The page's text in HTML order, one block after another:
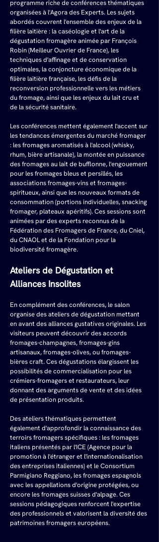
programme riche de conférences thématiques
organisées à l'Agora des Experts. Les sujets
abordés couvrent l'ensemble des enjeux de la
filière laitière : la caséologie et l'art de la
dégustation fromagère animée par François
Robin (Meilleur Ouvrier de France), les
techniques d'affinage et de conservation
optimales, la conjoncture économique de la
filière laitière française, les défis de la
reconversion professionnelle vers les métiers
du fromage, ainsi que les enjeux du lait cru et
de la sécurité sanitaire.
Les conférences mettent également l'accent sur
les tendances émergentes du marché fromager
: les fromages aromatisés à l'alcool (whisky,
rhum, bière artisanale), la montée en puissance
des fromages au lait de bufflonne, l'engouement
pour les fromages bleus et persillés, les
associations fromages-vins et fromages-
spiritueux, ainsi que les nouveaux formats de
consommation (portions individuelles, snacking
fromager, plateaux apéritifs). Ces sessions sont
animées par des experts reconnus de la
Fédération des Fromagers de France, du Cniel,
du CNAOL et de la Fondation pour la
biodiversité fromagère.
Ateliers de Dégustation et
Alliances Insolites
En complément des conférences, le salon
organise des ateliers de dégustation mettant
en avant des alliances gustatives originales. Les
visiteurs peuvent découvrir des accords
fromages-champagnes, fromages-gins
artisanaux, fromages-olives, ou fromages-
bières craft. Ces dégustations élargissent les
possibilités de commercialisation pour les
crémiers-fromagers et restaurateurs, leur
donnant des arguments de vente et des idées
de présentation produits.
Des ateliers thématiques permettent
également d'approfondir la connaissance des
terroirs fromagers spécifiques : les fromages
italiens présentés par l'ICE (Agence pour la
promotion à l'étranger et l'internationalisation
des entreprises italiennes) et le Consortium
Parmigiano Reggiano, les fromages espagnols
avec les appellations d'origine protégées, ou
encore les fromages suisses d'alpage. Ces
sessions pédagogiques renforcent l'expertise
des professionnels et valorisent la diversité des
patrimoines fromagers européens.